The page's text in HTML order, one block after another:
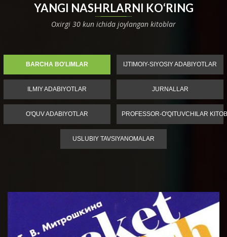
YANGI NASHRLARNI KO‘RING
Oxirgi 30 kun ichida joylangan kitoblar
BARCHA BO'LIMLAR IJTIMOIY-SIYOSIY ADABIYOTLAR
ILMIY ADABIYOTLAR JURNALLAR
O'QUV ADABIYOTLAR PROFESSOR-O'QITUVCHILAR
USLUBIY TAVSIYANOMALAR